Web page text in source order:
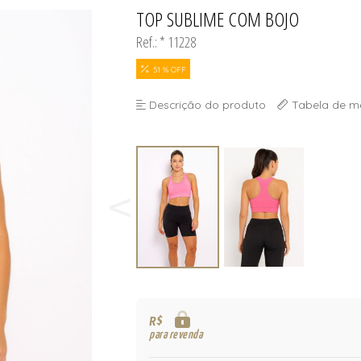
TODOS DE
TODOS DE
TOP SUBLIME COM BOJO
Ref.: * 11228
51 % OFF
Descrição do produto Tabela de
R$
para revenda